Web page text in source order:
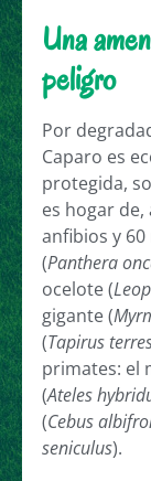
Una
peligro
Por
Caparo es
protegida,
es hogar de,
anfibios y
(Panthera
ocelote (
gigante (
(Tapirus
primates: el
(Ateles
(Cebus
seniculus).